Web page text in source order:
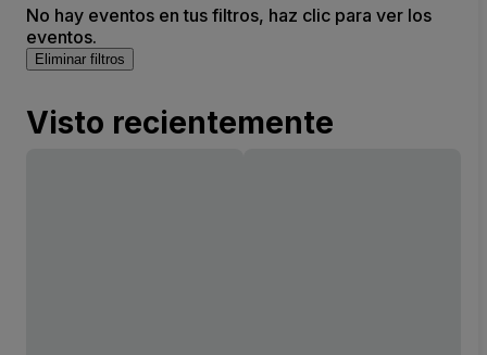
No hay eventos en tus filtros, haz clic para ver los
eventos.
Eliminar filtros
Visto recientemente